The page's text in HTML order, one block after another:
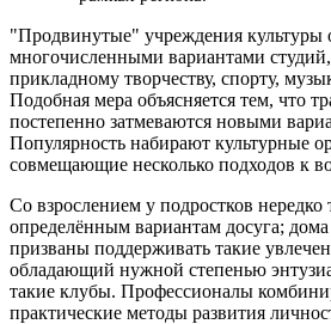
"Продвинутые" учреждения культуры
многочисленными вариантами
прикладному творчеству, спорту,
Подобная мера объясняется тем, что
постепенно затмеваются новыми
Популярность набирают культурные
совмещающие несколько подходов к
Со взрослением у подростков нередко
определённым вариантам досуга;
призваны поддерживать такие
обладающий нужной степенью
такие клубы. Профессионалы
практические методы развития